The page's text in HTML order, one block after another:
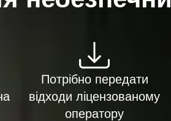
Потрібно передати
відходи ліцензованому
оператору